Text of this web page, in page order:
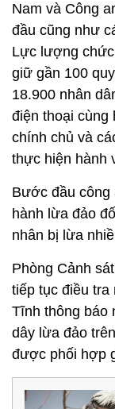
Nam và Công
đầu cũng như
Lực lượng
giữ gần 100
18.900 nhân
điện thoại cùng
chính chủ và
thực hiện hành
Bước đầu công
hành lừa đảo
nhân bị lừa
Phòng Cảnh
tiếp tục điều tra
Tĩnh thông báo
dây lừa đảo
được phối hợp